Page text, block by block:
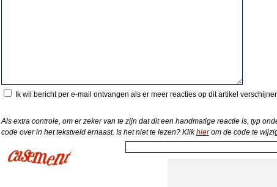
Ik wil bericht per e-mail ontvangen als er meer reacties op dit artikel
Als extra controle, om er zeker van te zijn dat dit een handmatige reactie is, typ
code over in het tekstveld ernaast. Is het niet te lezen? Klikhierom de code te